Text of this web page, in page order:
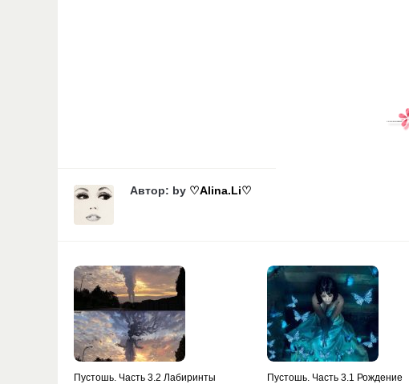
Автор: by ♡Alina.Li♡
Пустошь. Часть 3.2 Лабиринты
Пустошь. Часть 3.1 Рождение